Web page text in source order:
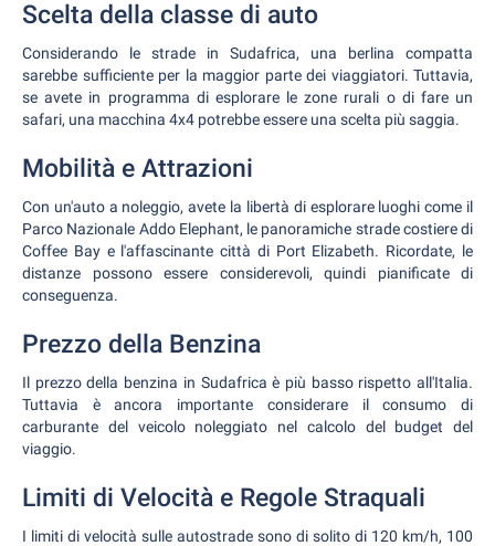
Scelta della classe di auto
Considerando le strade in Sudafrica, una berlina compatta
sarebbe sufficiente per la maggior parte dei viaggiatori. Tuttavia,
se avete in programma di esplorare le zone rurali o di fare un
safari, una macchina 4x4 potrebbe essere una scelta più saggia.
Mobilità e Attrazioni
Con un'auto a noleggio, avete la libertà di esplorare luoghi come il
Parco Nazionale Addo Elephant, le panoramiche strade costiere di
Coffee Bay e l'affascinante città di Port Elizabeth. Ricordate, le
distanze possono essere considerevoli, quindi pianificate di
conseguenza.
Prezzo della Benzina
Il prezzo della benzina in Sudafrica è più basso rispetto all'Italia.
Tuttavia è ancora importante considerare il consumo di
carburante del veicolo noleggiato nel calcolo del budget del
viaggio.
Limiti di Velocità e Regole Straquali
I limiti di velocità sulle autostrade sono di solito di 120 km/h, 100